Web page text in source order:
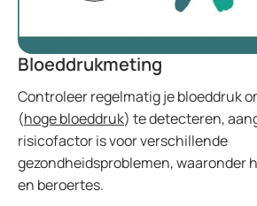
Bloeddrukmeting
Controleer regelmatig je bloeddruk
(hoge bloeddruk) te detecteren,
risicofactor is voor verschillende
gezondheidsproblemen, waaronder
en beroertes.